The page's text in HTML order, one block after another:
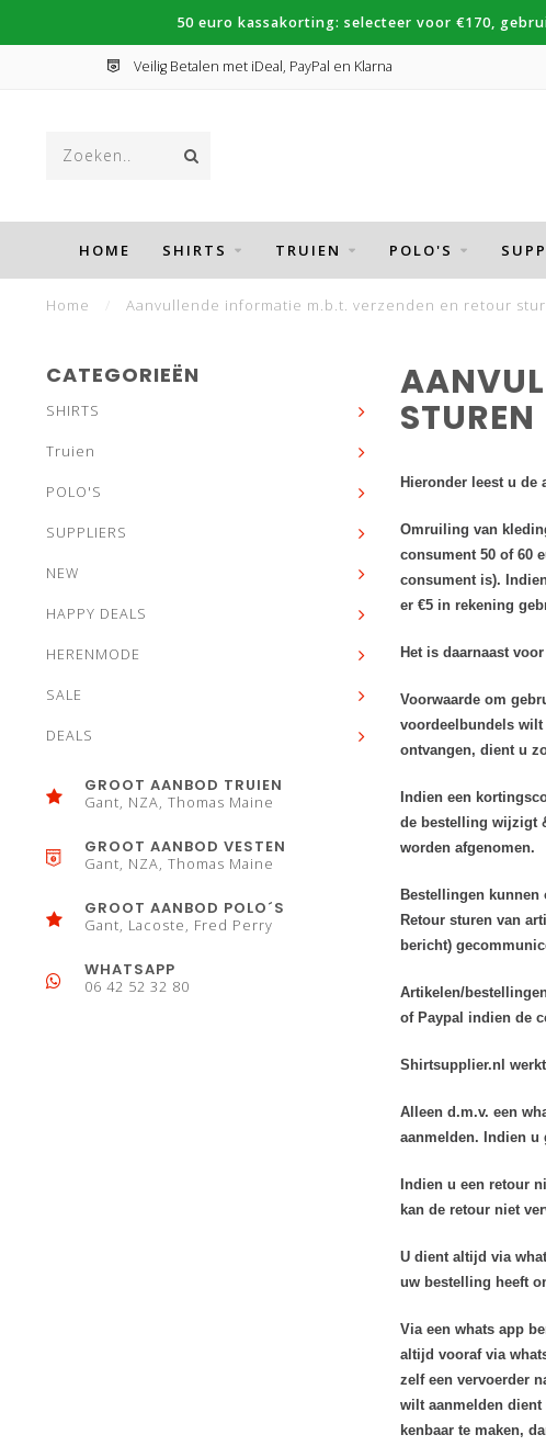
50 euro kassakorting: selecteer voor €170,
Veilig Betalen met iDeal, PayPal en Klarna
HOME SHIRTS TRUIEN POLO'S
Home Aanvullende informatie m.b.t. verzenden en retour
CATEGORIEËN
SHIRTS
Truien
POLO'S
SUPPLIERS
NEW
HAPPY DEALS
HERENMODE
SALE
DEALS
GROOT AANBOD TRUIEN
Gant, NZA, Thomas Maine
GROOT AANBOD VESTEN
Gant, NZA, Thomas Maine
GROOT AANBOD POLO´S
Gant, Lacoste, Fred Perry
WHATSAPP
06 42 52 32 80
STUREN
Hieronder leest u de
Omruiling van
consument 50 of 60
consument is).
er €5 in rekening
Het is daarnaast
Voorwaarde om
voordeelbundels wilt
ontvangen, dient u
Indien een
de bestelling wijzigt
worden afgenomen.
Bestellingen
Retour sturen van
bericht)
Artikelen/
of Paypal indien de
Shirtsupplier.nl
Alleen d.m.v. een
aanmelden. Indien u
Indien u een retour
kan de retour niet
U dient altijd via
uw bestelling heeft
Via een whats app
altijd vooraf via
zelf een vervoerder
wilt aanmelden
kenbaar te maken,